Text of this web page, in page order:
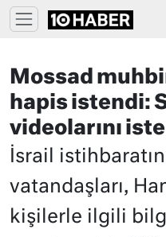
Mossad
hapis istendi:
videolarını
İsrail
vatandaşları,
kişilerle ilgili bilgi